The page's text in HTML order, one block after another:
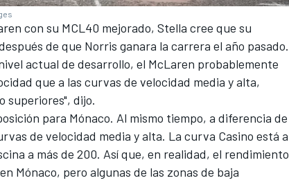
con su MCL40 mejorado, Stella cree que su
de que Norris ganara la carrera el año pasado.
actual de desarrollo, el McLaren probablemente
que a las curvas de velocidad media y alta,
superiores", dijo.
para Mónaco. Al mismo tiempo, a diferencia de
de velocidad media y alta. La curva Casino está a
a más de 200. Así que, en realidad, el rendimiento
Mónaco, pero algunas de las zonas de baja